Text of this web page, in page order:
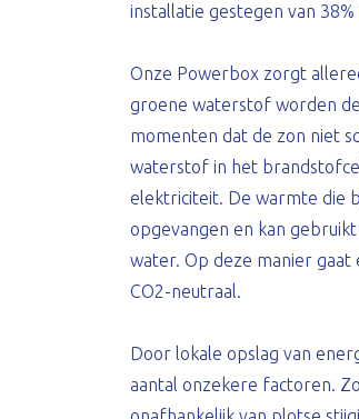
installatie gestegen van
Onze Powerbox zorgt
groene waterstof worden
momenten dat de zon niet
waterstof in het
elektriciteit. De warmte die
opgevangen en kan
water. Op deze manier
CO2-neutraal.
Door lokale opslag van
aantal onzekere factoren.